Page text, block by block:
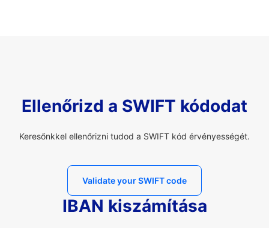
Ellenőrizd a SWIFT kódodat
Keresőnkkel ellenőrizni tudod a SWIFT kód érvényességét.
Validate your SWIFT code
IBAN kiszámítása